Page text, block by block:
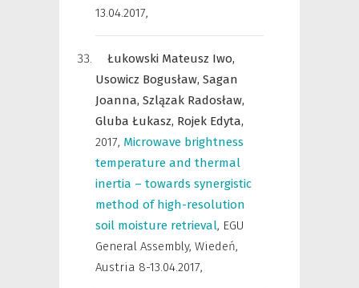
13.04.2017,
Łukowski Mateusz Iwo,
Usowicz Bogusław, Sagan
Joanna, Szlązak Radosław,
Gluba Łukasz, Rojek Edyta,
2017, Microwave brightness
temperature and thermal
inertia – towards synergistic
method of high-resolution
soil moisture retrieval, EGU
General Assembly, Wiedeń,
Austria 8-13.04.2017,